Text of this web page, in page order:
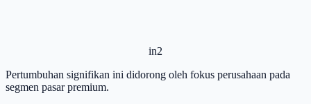
in2
Pertumbuhan signifikan ini didorong oleh fokus perusahaan pada
segmen pasar premium.